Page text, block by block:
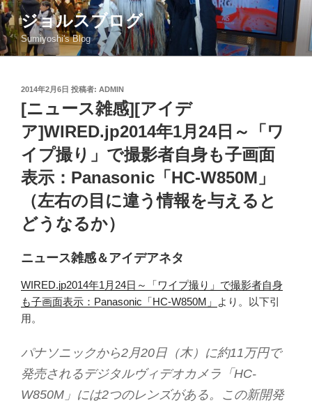
コ
ン
テ
ン
ジョルスブログ
Sumiyoshi's Blog
投
稿
日:
2014年2月6日 投稿者: ADMIN
[ニュース雑感][アイデ
ア]WIRED.jp2014年1月24日～「ワ
イプ撮り」で撮影者自身も子画面
表示：Panasonic「HC-W850M」
（左右の目に違う情報を与えると
どうなるか）
ニュース雑感＆アイデアネタ
WIRED.jp2014年1月24日～「ワイプ撮り」で撮影者自身
も子画面表示：Panasonic「HC-W850M」
より。以下引
用。
パナソニックから2月20日（木）に約11万円で
発売されるデジタルヴィデオカメラ「HC-
W850M」には2つのレンズがある。この新開発